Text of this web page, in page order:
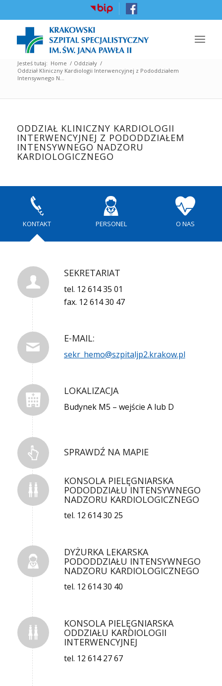
Jesteś tutaj: Home / Oddziały /
Oddział Kliniczny Kardiologii Interwencyjnej z Pododdziałem
Intensywnego N...
ODDZIAŁ KLINICZNY KARDIOLOGII
INTERWENCYJNEJ Z PODODDZIAŁEM
INTENSYWNEGO NADZORU
KARDIOLOGICZNEGO
KONTAKT PERSONEL O NAS
SEKRETARIAT
tel. 12 614 35 01
fax. 12 614 30 47
E-MAIL:
sekr_hemo@szpitaljp2.krakow.pl
LOKALIZACJA
Budynek M5 – wejście A lub D
SPRAWDŹ NA MAPIE
KONSOLA PIELĘGNIARSKA
PODODDZIAŁU INTENSYWNEGO
NADZORU KARDIOLOGICZNEGO
tel. 12 614 30 25
DYŻURKA LEKARSKA
PODODDZIAŁU INTENSYWNEGO
NADZORU KARDIOLOGICZNEGO
tel. 12 614 30 40
KONSOLA PIELĘGNIARSKA
ODDZIAŁU KARDIOLOGII
INTERWENCYJNEJ
tel. 12 614 27 67